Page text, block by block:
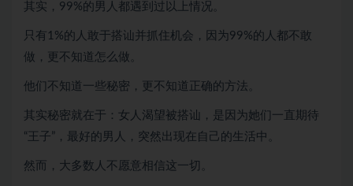
其实，99%的男人都遇到过以上情况。
只有1%的人敢于搭讪并抓住机会，因为99%的人都不敢
做，更不知道怎么做。
他们不知道一些秘密，更不知道正确的方法。
其实秘密就在于：女人渴望被搭讪，是因为她们一直期待
“王子”，最好的男人，突然出现在自己的生活中。
然而，大多数人不愿意相信这一切。